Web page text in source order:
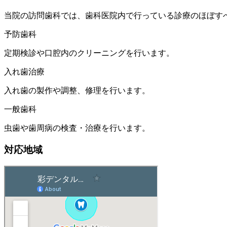
当院の訪問歯科では、歯科医院内で行っている診療のほぼす
予防歯科
定期検診や口腔内のクリーニングを行います。
入れ歯治療
入れ歯の製作や調整、修理を行います。
一般歯科
虫歯や歯周病の検査・治療を行います。
対応地域